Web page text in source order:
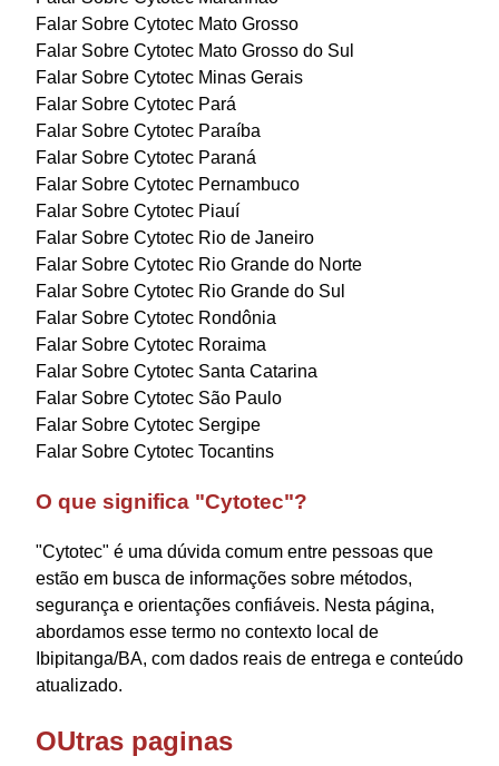
Falar Sobre Cytotec Mato Grosso
Falar Sobre Cytotec Mato Grosso do Sul
Falar Sobre Cytotec Minas Gerais
Falar Sobre Cytotec Pará
Falar Sobre Cytotec Paraíba
Falar Sobre Cytotec Paraná
Falar Sobre Cytotec Pernambuco
Falar Sobre Cytotec Piauí
Falar Sobre Cytotec Rio de Janeiro
Falar Sobre Cytotec Rio Grande do Norte
Falar Sobre Cytotec Rio Grande do Sul
Falar Sobre Cytotec Rondônia
Falar Sobre Cytotec Roraima
Falar Sobre Cytotec Santa Catarina
Falar Sobre Cytotec São Paulo
Falar Sobre Cytotec Sergipe
Falar Sobre Cytotec Tocantins
O que significa "Cytotec"?
"Cytotec" é uma dúvida comum entre pessoas que
estão em busca de informações sobre métodos,
segurança e orientações confiáveis. Nesta página,
abordamos esse termo no contexto local de
Ibipitanga/BA, com dados reais de entrega e conteúdo
atualizado.
OUtras paginas